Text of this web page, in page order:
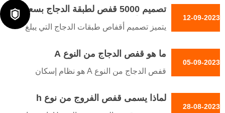
أقفاص الدجاج المناسب بناءً على احتياجات
مزارعهم وقدراتهم
12-09-2023
تصميم 5000 قفص لطبقة الدجاج بسعر
المصنع أقفاص بطارية الدواجن بسعر
المصنع
يتميز تصميم أقفاص طبقات الدجاج التي يبلغ
بسعر المصنع بهيكله المتدرج
05-09-2023
ما هو قفص الدجاج من النوع A
قفص الدجاج من النوع A هو نظام إسكان
البيض. وقد أحدث هذا النظام المبتكر للأقفاص
28-08-2023
لماذا يسمى قفص الفروج من نوع h
